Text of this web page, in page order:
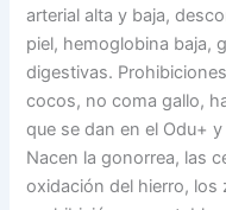
arterial alta y baja,
piel, hemoglobina baja,
digestivas.
cocos, no coma gallo,
que se dan en el Odu+
Nacen la gonorrea, las
oxidación del hierro, los